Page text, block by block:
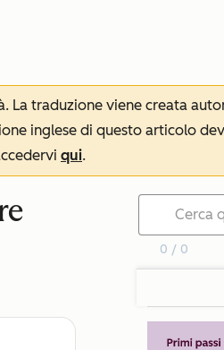
La traduzione viene creata
inglese di questo articolo
qui.
0 / 0